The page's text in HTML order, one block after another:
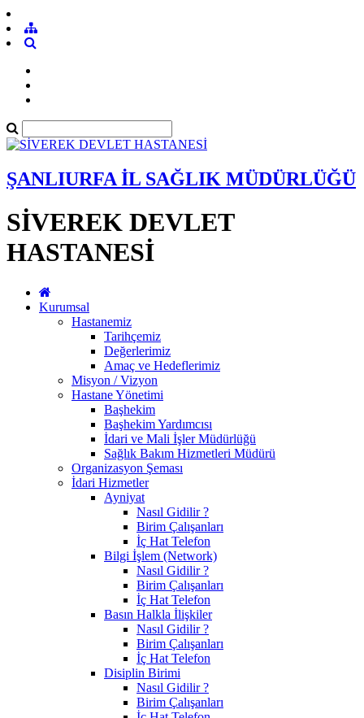
ŞANLIURFA İL SAĞLIK MÜDÜRLÜĞÜ
SİVEREK DEVLET
HASTANESİ
Kurumsal
Hastanemiz
Tarihçemiz
Değerlerimiz
Amaç ve Hedeflerimiz
Misyon / Vizyon
Hastane Yönetimi
Başhekim
Başhekim Yardımcısı
İdari ve Mali İşler Müdürlüğü
Sağlık Bakım Hizmetleri Müdürü
Organizasyon Şeması
İdari Hizmetler
Ayniyat
Nasıl Gidilir ?
Birim Çalışanları
İç Hat Telefon
Bilgi İşlem (Network)
Nasıl Gidilir ?
Birim Çalışanları
İç Hat Telefon
Basın Halkla İlişkiler
Nasıl Gidilir ?
Birim Çalışanları
İç Hat Telefon
Disiplin Birimi
Nasıl Gidilir ?
Birim Çalışanları